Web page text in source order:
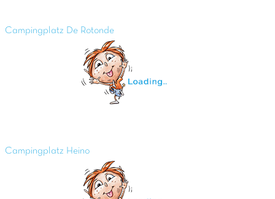
Campingplatz De Rotonde
Campingplatz Heino